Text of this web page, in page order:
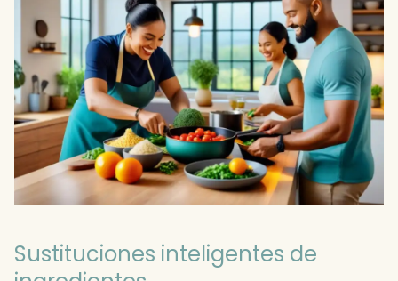
Sustituciones inteligentes de